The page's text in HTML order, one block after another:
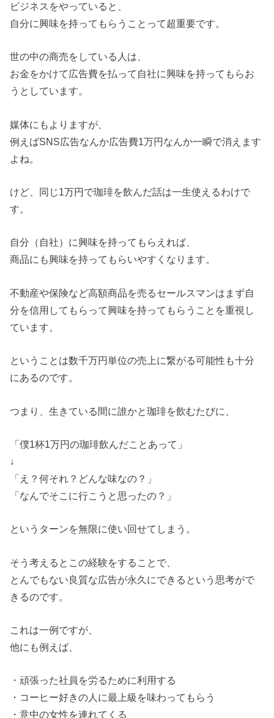
ビジネスをやっていると、
自分に興味を持ってもらうことって超重要です。
世の中の商売をしている人は、
お金をかけて広告費を払って自社に興味を持ってもらお
うとしています。
媒体にもよりますが、
例えばSNS広告なんか広告費1万円なんか一瞬で消えます
よね。
けど、同じ1万円で珈琲を飲んだ話は一生使えるわけで
す。
自分（自社）に興味を持ってもらえれば、
商品にも興味を持ってもらいやすくなります。
不動産や保険など高額商品を売るセールスマンはまず自
分を信用してもらって興味を持ってもらうことを重視し
ています。
ということは数千万円単位の売上に繋がる可能性も十分
にあるのです。
つまり、生きている間に誰かと珈琲を飲むたびに、
「僕1杯1万円の珈琲飲んだことあって」
↓
「え？何それ？どんな味なの？」
「なんでそこに行こうと思ったの？」
というターンを無限に使い回せてしまう。
そう考えるとこの経験をすることで、
とんでもない良質な広告が永久にできるという思考がで
きるのです。
これは一例ですが、
他にも例えば、
・頑張った社員を労るために利用する
・コーヒー好きの人に最上級を味わってもらう
・意中の女性を連れてくる